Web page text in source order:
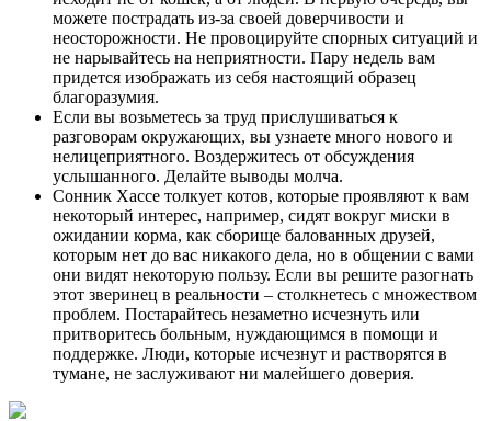
можете пострадать из-за своей доверчивости и
неосторожности. Не провоцируйте спорных ситуаций и
не нарывайтесь на неприятности. Пару недель вам
придется изображать из себя настоящий образец
благоразумия.
Если вы возьметесь за труд прислушиваться к
разговорам окружающих, вы узнаете много нового и
нелицеприятного. Воздержитесь от обсуждения
услышанного. Делайте выводы молча.
Сонник Хассе толкует котов, которые проявляют к вам
некоторый интерес, например, сидят вокруг миски в
ожидании корма, как сборище балованных друзей,
которым нет до вас никакого дела, но в общении с вами
они видят некоторую пользу. Если вы решите разогнать
этот зверинец в реальности – столкнетесь с множеством
проблем. Постарайтесь незаметно исчезнуть или
притворитесь больным, нуждающимся в помощи и
поддержке. Люди, которые исчезнут и растворятся в
тумане, не заслуживают ни малейшего доверия.